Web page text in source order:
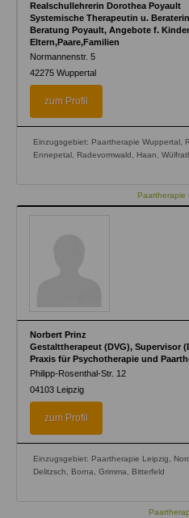
Realschullehrerin Dorothea Poyault
Systemische Therapeutin u.
Beratung Poyault, Angebote f.
Eltern,Paare,Familien
Normannenstr. 5
42275 Wuppertal
zum Profil
Einzugsgebiet: Paartherapie Wuppertal,
Ennepetal, Radevormwald, Haan,
Paartherapie
Norbert Prinz
Gestalttherapeut (DVG), Supervisor
Praxis für Psychotherapie und
Philipp-Rosenthal-Str. 12
04103 Leipzig
zum Profil
Einzugsgebiet: Paartherapie Leipzig,
Delitzsch, Borna, Grimma, Bitterfeld